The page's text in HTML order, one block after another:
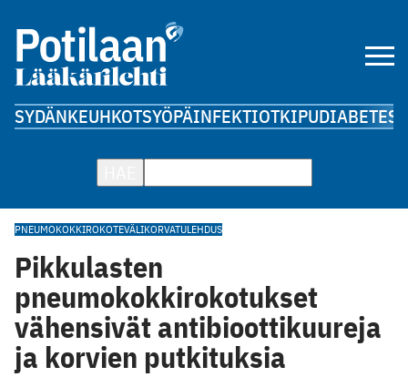
SYDÄNKEUHKOTSYÖPÄINFEKTIOTKIPUDIABETES
PNEUMOKOKKIROKOTEVÄLIKORVATULEHDUS
Pikkulasten
pneumokokkirokotukset
vähensivät antibioottikuureja
ja korvien putkituksia